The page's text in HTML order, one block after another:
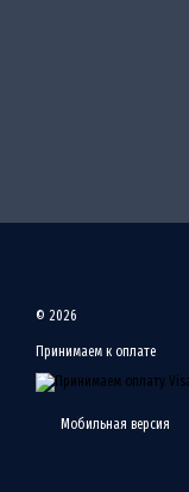
© 2026
Принимаем к оплате
Мобильная версия